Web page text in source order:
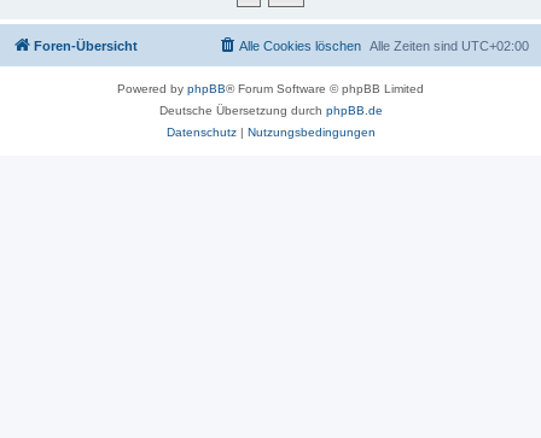
Foren-Übersicht Alle Zeiten sind UTC+02:00
Alle Cookies löschen
Powered by phpBB® Forum Software © phpBB Limited
Deutsche Übersetzung durch phpBB.de
Datenschutz| Nutzungsbedingungen